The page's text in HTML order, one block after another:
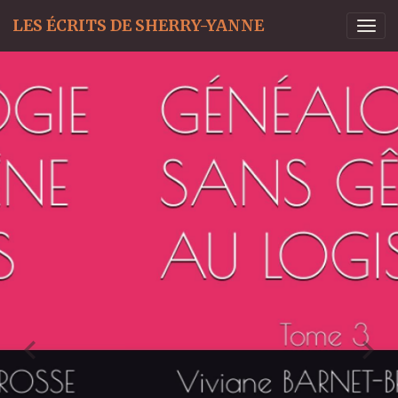
LES ÉCRITS DE SHERRY-YANNE